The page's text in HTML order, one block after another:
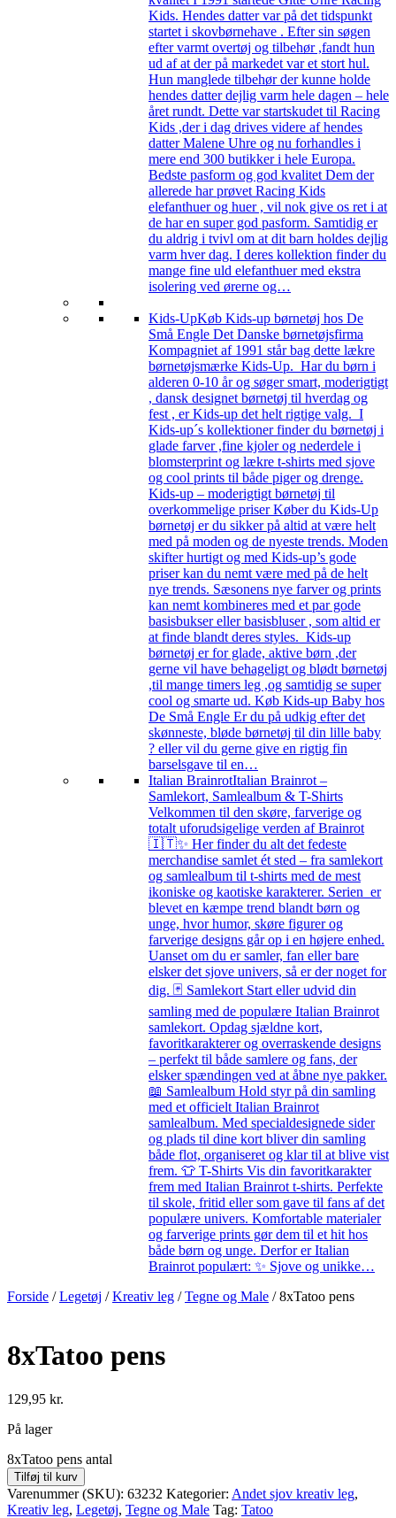
Kids. Hendes datter var på det tidspunkt
startet i skovbørnehave . Efter sin søgen
efter varmt overtøj og tilbehør ,fandt hun
ud af at der på markedet var et stort hul.
Hun manglede tilbehør der kunne holde
hendes datter dejlig varm hele dagen – hele
året rundt. Dette var startskudet til Racing
Kids ,der i dag drives videre af hendes
datter Malene Uhre og nu forhandles i
mere end 300 butikker i hele Europa.
Bedste pasform og god kvalitet Dem der
allerede har prøvet Racing Kids
elefanthuer og huer , vil nok give os ret i at
de har en super god pasform. Samtidig er
du aldrig i tvivl om at dit barn holdes dejlig
varm hver dag. I deres kollektion finder du
mange fine uld elefanthuer med ekstra
isolering ved ørerne og…
Kids-UpKøb Kids-up børnetøj hos De
Små Engle Det Danske børnetøjsfirma
Kompagniet af 1991 står bag dette lækre
børnetøjsmærke Kids-Up. Har du børn i
alderen 0-10 år og søger smart, moderigtigt
, dansk designet børnetøj til hverdag og
fest , er Kids-up det helt rigtige valg. I
Kids-up´s kollektioner finder du børnetøj i
glade farver ,fine kjoler og nederdele i
blomsterprint og lækre t-shirts med sjove
og cool prints til både piger og drenge.
Kids-up – moderigtigt børnetøj til
overkommelige priser Køber du Kids-Up
børnetøj er du sikker på altid at være helt
med på moden og de nyeste trends. Moden
skifter hurtigt og med Kids-up’s gode
priser kan du nemt være med på de helt
nye trends. Sæsonens nye farver og prints
kan nemt kombineres med et par gode
basisbukser eller basisbluser , som altid er
at finde blandt deres styles. Kids-up
børnetøj er for glade, aktive børn ,der
gerne vil have behageligt og blødt børnetøj
,til mange timers leg ,og samtidig se super
cool og smarte ud. Køb Kids-up Baby hos
De Små Engle Er du på udkig efter det
skønneste, bløde børnetøj til din lille baby
? eller vil du gerne give en rigtig fin
barselsgave til en…
Italian BrainrotItalian Brainrot –
Samlekort, Samlealbum & T-Shirts
Velkommen til den skøre, farverige og
totalt uforudsigelige verden af Brainrot
🇮🇹✨ Her finder du alt det fedeste
merchandise samlet ét sted – fra samlekort
og samlealbum til t-shirts med de mest
ikoniske og kaotiske karakterer. Serien er
blevet en kæmpe trend blandt børn og
unge, hvor humor, skøre figurer og
farverige designs går op i en højere enhed.
Uanset om du er samler, fan eller bare
elsker det sjove univers, så er der noget for
dig. 🃏 Samlekort Start eller udvid din
samling med de populære Italian Brainrot
samlekort. Opdag sjældne kort,
favoritkarakterer og overraskende designs
– perfekt til både samlere og fans, der
elsker spændingen ved at åbne nye pakker.
📖 Samlealbum Hold styr på din samling
med et officielt Italian Brainrot
samlealbum. Med specialdesignede sider
og plads til dine kort bliver din samling
både flot, organiseret og klar til at blive vist
frem. 👕 T-Shirts Vis din favoritkarakter
frem med Italian Brainrot t-shirts. Perfekte
til skole, fritid eller som gave til fans af det
populære univers. Komfortable materialer
og farverige prints gør dem til et hit hos
både børn og unge. Derfor er Italian
Brainrot populært: ✨ Sjove og unikke…
Forside /Legetøj /Kreativ leg /Tegne og Male / 8xTatoo pens
8xTatoo pens
129,95 kr.
På lager
8xTatoo pens antal
Tilføj til kurv
Varenummer (SKU): 63232 Kategorier: Andet sjov kreativ leg,
Kreativ leg, Legetøj, Tegne og Male Tag: Tatoo